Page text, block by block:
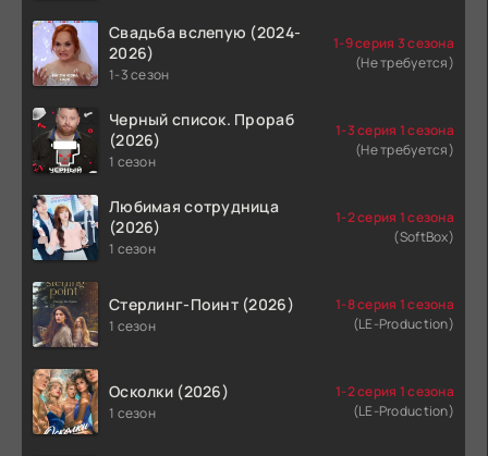
Свадьба вслепую (2024-
2026)
1-3 сезон
1-9 серия 3 сезона
(Не требуется)
Черный список. Прораб
(2026)
1 сезон
1-3 серия 1 сезона
(Не требуется)
Любимая сотрудница
(2026)
1 сезон
1-2 серия 1 сезона
(SoftBox)
Стерлинг-Поинт (2026)
1 сезон
1-8 серия 1 сезона
(LE-Production)
Осколки (2026)
1 сезон
1-2 серия 1 сезона
(LE-Production)